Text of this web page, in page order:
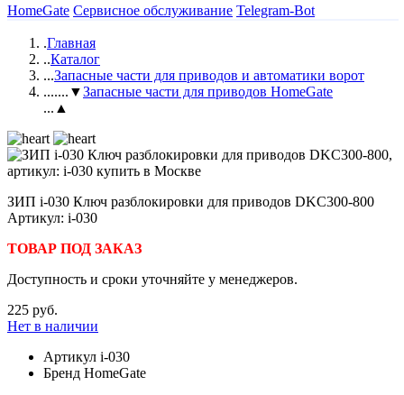
HomeGate Сервисное обслуживание Telegram-Bot
.Главная
..Каталог
...Запасные части для приводов и автоматики ворот
.......▼Запасные части для приводов HomeGate
...▲
ЗИП i-030 Ключ разблокировки для приводов DKC300-800
Артикул: i-030
ТОВАР ПОД ЗАКАЗ
Доступность и сроки уточняйте у менеджеров.
225 руб.
Нет в наличии
Артикул i-030
Бренд HomeGate